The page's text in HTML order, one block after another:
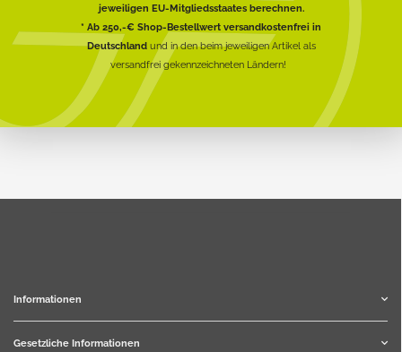
jeweiligen EU-Mitgliedsstaates berechnen.
* Ab 250,-€ Shop-Bestellwert versandkostenfrei in
Deutschlandund in den beim jeweiligen Artikel als
versandfrei gekennzeichneten Ländern!
Informationen
Gesetzliche Informationen